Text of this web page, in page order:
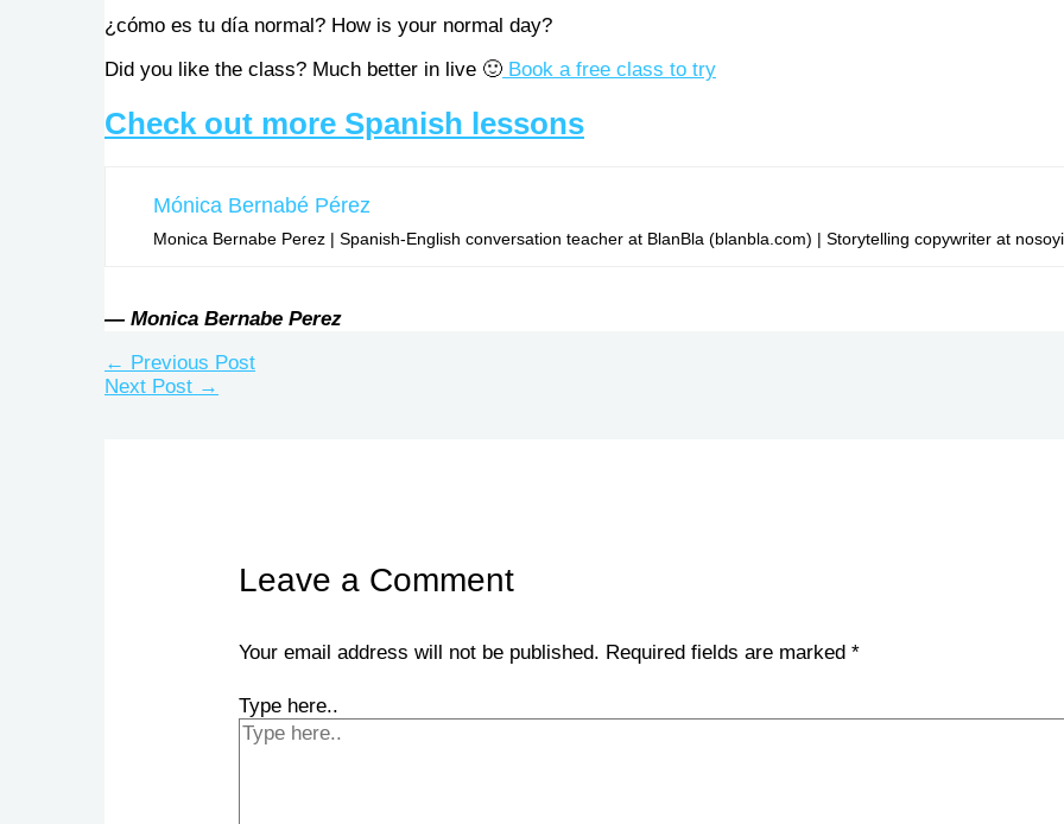
¿cómo es tu día normal? How is your normal day?
Did you like the class? Much better in live 🙂 Book a free class to try
Check out more Spanish lessons
Mónica Bernabé Pérez
Monica Bernabe Perez | Spanish-English conversation teacher at BlanBla (blanbla.com) | Storytelling copywriter at
— Monica Bernabe Perez
← Previous Post
Next Post →
Leave a Comment
Your email address will not be published. Required fields are marked*
Type here..